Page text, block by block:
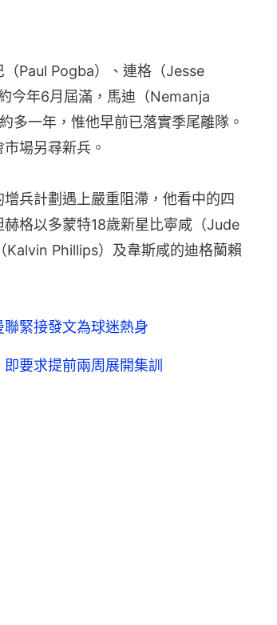
Paul Pogba）、連格（Jesse
今年6月屆滿，馬迪（Nemanja
多一年，惟他早前已落實季尾離隊。
場另尋新兵。
兵計劃遇上嚴重阻滯，他看中的四
格以多蒙特18歲新星比寧咸（Jude
Phillips）及韋斯咸的迪格蘭賴
緊接發文為球迷熱身
要求提前兩周展開集訓